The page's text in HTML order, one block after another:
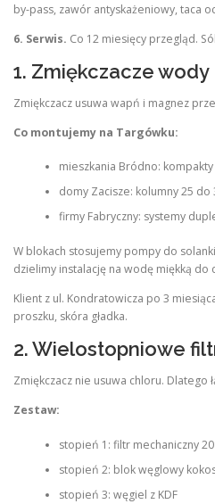
by-pass, zawór antyskażeniowy, taca
6. Serwis. Co 12 miesięcy przegląd.
1. Zmiękczacze wody
Zmiękczacz usuwa wapń i magnez
Co montujemy na Targówku:
mieszkania Bródno:
domy Zacisze: kolumny 25
firmy Fabryczny: systemy
W blokach stosujemy pompy do
dzielimy instalację na wodę miękką
Klient z ul. Kondratowicza po 3
proszku, skóra gładka.
2. Wielostopniowe
Zmiękczacz nie usuwa chloru. Dlatego
Zestaw:
stopień 1: filtr mechaniczny
stopień 2: blok węglowy
stopień 3: węgiel z KDF